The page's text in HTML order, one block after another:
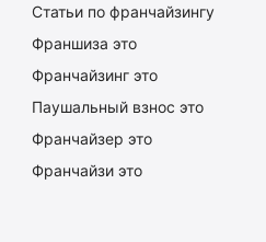
Статьи по франчайзингу
Франшиза это
Франчайзинг это
Паушальный взнос это
Франчайзер это
Франчайзи это